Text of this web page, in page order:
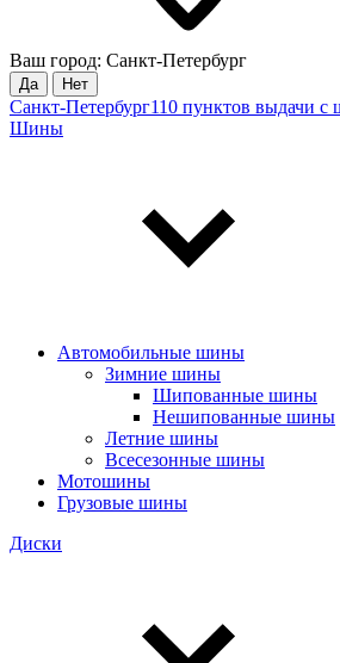
Ваш город: Санкт-Петербург
Да Нет
Санкт-Петербург110 пунктов выдачи
Шины
Автомобильные шины
Зимние шины
Шипованные шины
Нешипованные шины
Летние шины
Всесезонные шины
Мотошины
Грузовые шины
Диски